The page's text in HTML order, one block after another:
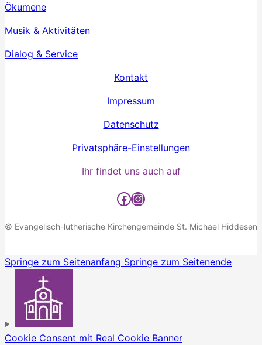
Ökumene
Musik & Aktivitäten
Dialog & Service
Kontakt
Impressum
Datenschutz
Privatsphäre-Einstellungen
Ihr findet uns auch auf
Facebook
Instagram
© Evangelisch-lutherische Kirchengemeinde St. Michael Hiddesen
Springe zum Seitenanfang Springe zum Seitenende
Cookie Consent mit Real Cookie Banner